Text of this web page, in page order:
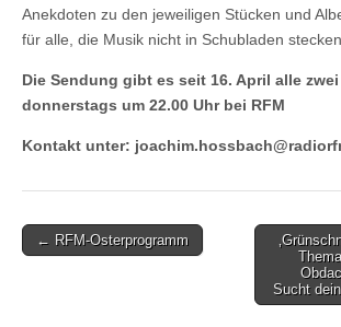
Anekdoten zu den jeweiligen Stücken und
für alle, die Musik nicht in Schubladen stecken
Die Sendung gibt es seit 16. April alle
donnerstags um 22.00 Uhr bei RFM
Kontakt unter:
Post← RFM-Osterprogramm
Sucht